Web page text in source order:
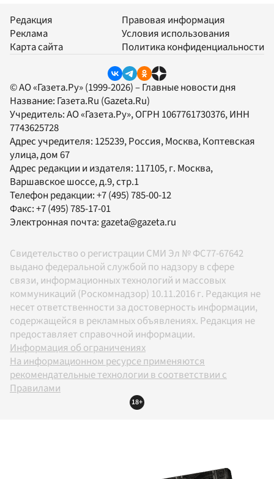
Редакция
Реклама
Карта сайта
Правовая информация
Условия использования
Политика конфиденциальности
© АО «Газета.Ру» (1999-2026) – Главные новости дня
Название: Газета.Ru (Gazeta.Ru)
Учредитель:АО «Газета.Ру», ОГРН 1067761730376, ИНН
7743625728
Адрес учредителя: 125239, Россия, Москва, Коптевская
улица, дом 67
Адрес редакции и издателя: 117105, г. Москва,
Варшавское шоссе, д.9, стр.1
Телефон редакции:+7 (495) 785-00-12
Факс:+7 (495) 785-17-01
Электронная почта:gazeta@gazeta.ru
Свидетельство о регистрации СМИ Эл № ФС77-67642
выдано федеральной службой по надзору в сфере
связи, информационных технологий и массовых
коммуникаций (Роскомнадзор) 10.11.2016 г. Редакция не
несет ответственности за достоверность информации,
содержащейся в рекламных объявлениях. Редакция не
предоставляет справочной информации.
Информация об ограничениях
На информационном ресурсе применяются
рекомендательные технологии в соответствии с
Правилами
18+